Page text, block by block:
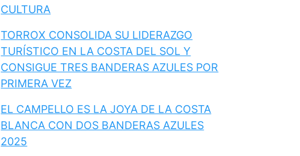
CULTURA
TORROX CONSOLIDA SU LIDERAZGO
TURÍSTICO EN LA COSTA DEL SOL Y
CONSIGUE TRES BANDERAS AZULES POR
PRIMERA VEZ
EL CAMPELLO ES LA JOYA DE LA COSTA
BLANCA CON DOS BANDERAS AZULES
2025